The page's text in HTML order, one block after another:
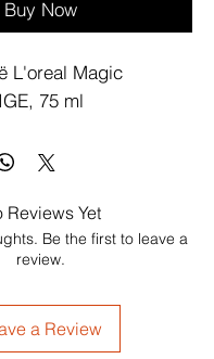
Buy Now
L'oreal Magic
75 ml
Reviews Yet
Be the first to leave a
review.
a Review